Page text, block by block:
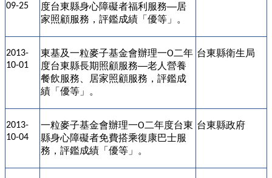
09-25
度台東縣身心障礙者福利服務──居
家照顧服務，評鑑成績 「優等」。
2013-
10-01
東基及一粒麥子基金會辦理一O二年
度台東縣長期照顧服務──老人營養
餐飲服務、居家照顧服務，評鑑成
績 「優等」。
台東縣衛生局
2013-
10-04
一粒麥子基金會辦理一O二年度台東
縣身心障礙者免費搭乘復康巴士服
務 ，評鑑成績 「優等」。
台東縣政府